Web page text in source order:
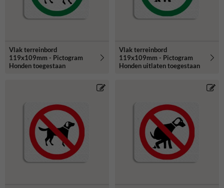
Vlak terreinbord
119x109mm - Pictogram
Honden toegestaan
Vlak terreinbord
119x109mm - Pictogram
Honden uitlaten toegestaan